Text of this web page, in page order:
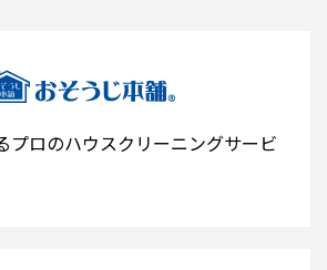
プロのハウスクリーニングサービ